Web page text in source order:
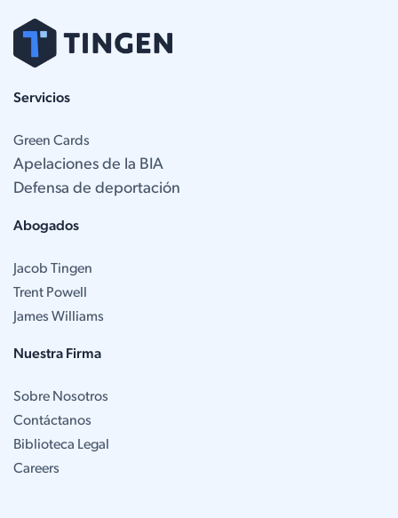
Servicios
Green Cards
Apelaciones de la BIA
Defensa de deportación
Abogados
Jacob Tingen
Trent Powell
James Williams
Nuestra Firma
Sobre Nosotros
Contáctanos
Biblioteca Legal
Careers